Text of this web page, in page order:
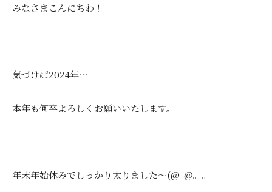
みなさまこんにちわ！
気づけば2024年…
本年も何卒よろしくお願いいたします。
年末年始休みでしっかり太りました～(@_@。。